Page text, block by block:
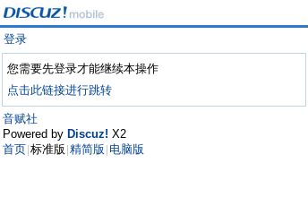
登录
您需要先登录才能继续本操作
点击此链接进行跳转
音赋社
Powered by Discuz! X2
首页 标准版 精简版 电脑版